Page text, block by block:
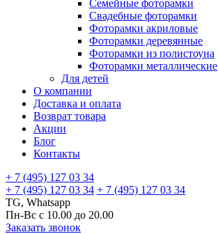
Семейные фоторамки
Свадебные фоторамки
Фоторамки акриловые
Фоторамки деревянные
Фоторамки из полистоуна
Фоторамки металлические
Для детей
О компании
Доставка и оплата
Возврат товара
Акции
Блог
Контакты
+ 7 (495) 127 03 34
+ 7 (495) 127 03 34 + 7 (495) 127 03 34
TG, Whatsapp
Пн-Вс с 10.00 до 20.00
Заказать звонок